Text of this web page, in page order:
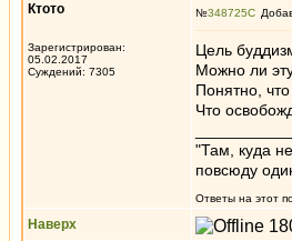
Ктото
Зарегистрирован:
05.02.2017
Суждений: 7305
№348725
Цель
Можно ли
Понятно,
Что
"Там, куда
повсюду
Ответы на этот
Наверх